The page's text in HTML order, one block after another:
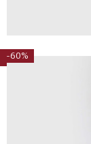
-60%